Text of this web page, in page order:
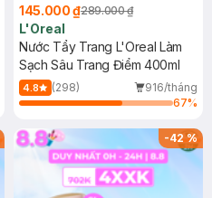
145.000 ₫289.000 ₫
L'Oreal
Nước Tẩy Trang L'Oreal Làm
Sạch Sâu Trang Điểm 400ml
4.8 (298)
916/tháng
67%
-42%